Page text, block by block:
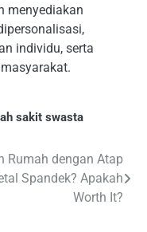
menyediakan
individu, serta
sakit swasta
Rumah dengan Atap
Spandek? Apakah
Worth It?